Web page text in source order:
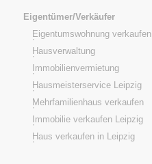
Eigentümer/Verkäufer
Eigentumswohnung verkaufen
Hausverwaltung
Immobilienvermietung
Hausmeisterservice Leipzig
Mehrfamilienhaus verkaufen
Immobilie verkaufen Leipzig
Haus verkaufen in Leipzig